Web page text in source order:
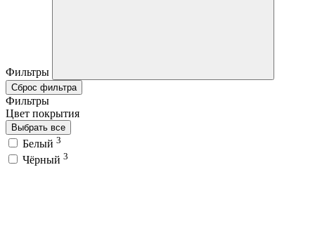
Фильтры
Сброс фильтра
Фильтры
Цвет покрытия
Выбрать все
Белый 3
Чёрный 3